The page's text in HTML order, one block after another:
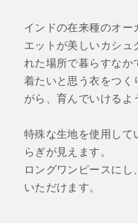
インドの在来種のオ
エットが美しいカシュ
れた場所で暮らすなか
着たいと思う衣をつく
がら、育んでいけるよ
特殊な生地を使用して
らぎが見えます。
ロングワンピースに
いただけます。